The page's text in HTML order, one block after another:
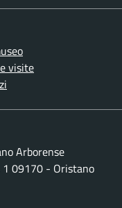
visite
Arborense
1 09170 - Oristano